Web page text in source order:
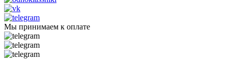
Мы принимаем к оплате